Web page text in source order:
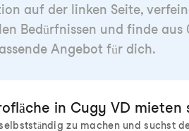
auf der linken Seite,
Bedürfnissen und finde aus
Angebot für dich.
in Cugy VD mieten
zu machen und suchst